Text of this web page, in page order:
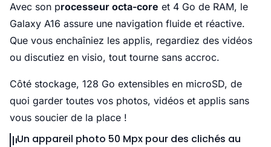
Avec son processeur octa-core et 4 Go de RAM, le
Galaxy A16 assure une navigation fluide et réactive.
Que vous enchaîniez les applis, regardiez des vidéos
ou discutiez en visio, tout tourne sans accroc.
Côté stockage, 128 Go extensibles en microSD, de
quoi garder toutes vos photos, vidéos et applis sans
vous soucier de la place !
Un appareil photo 50 Mpx pour des clichés au